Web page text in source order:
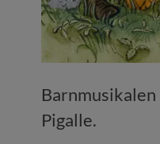
Barnmusikalen
Pigalle.